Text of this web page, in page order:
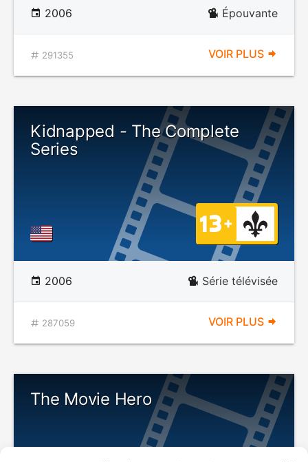
2006 Épouvante
291355 VOIR PLUS
Kidnapped - The Complete
Series
2006 Série télévisée
287059 VOIR PLUS
The Movie Hero